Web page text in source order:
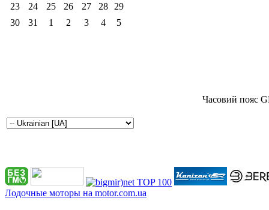
23
24 25 26 27 28
29
30
31 1 2 3 4 5
Часовий пояс
Лодочные моторы на motor.com.ua